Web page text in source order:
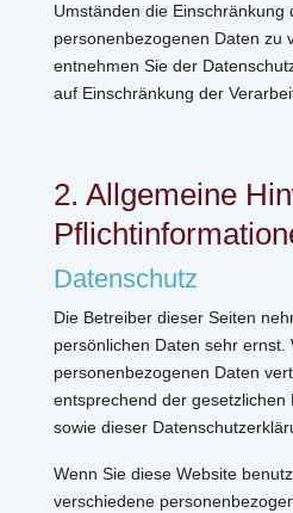
Umständen die Einschränkung
personenbezogenen Daten zu
entnehmen Sie der
auf Einschränkung der
2. Allgemeine
Datenschutz
Die Betreiber dieser Seiten
persönlichen Daten sehr ernst.
personenbezogenen Daten
entsprechend der gesetzlichen
sowie dieser
Wenn Sie diese Website
verschiedene